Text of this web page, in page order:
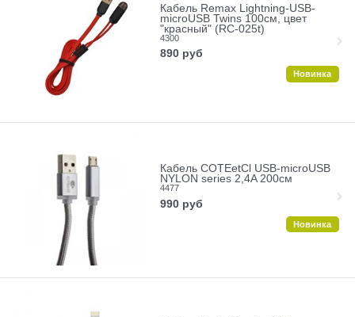
Кабель Remax Lightning-USB-
microUSB Twins 100cм, цвет
"красный" (RC-025t)
4300
890 руб
Новинка
Кабель COTEetCl USB-microUSB
NYLON series 2,4A 200cм
4477
990 руб
Новинка